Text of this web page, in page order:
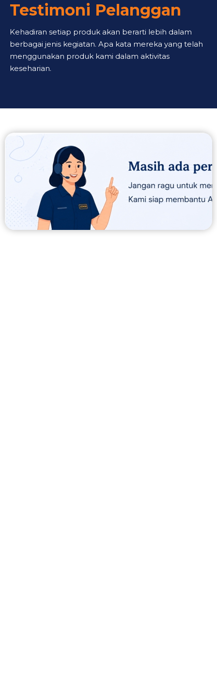
Testimoni Pelanggan
Kehadiran setiap produk akan berarti lebih dalam
berbagai jenis kegiatan. Apa kata mereka yang telah
menggunakan produk kami dalam aktivitas
keseharian.